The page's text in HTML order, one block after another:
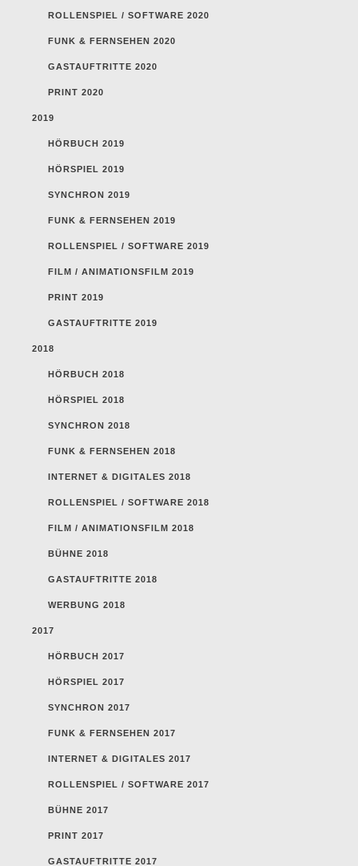
ROLLENSPIEL / SOFTWARE 2020
FUNK & FERNSEHEN 2020
GASTAUFTRITTE 2020
PRINT 2020
2019
HÖRBUCH 2019
HÖRSPIEL 2019
SYNCHRON 2019
FUNK & FERNSEHEN 2019
ROLLENSPIEL / SOFTWARE 2019
FILM / ANIMATIONSFILM 2019
PRINT 2019
GASTAUFTRITTE 2019
2018
HÖRBUCH 2018
HÖRSPIEL 2018
SYNCHRON 2018
FUNK & FERNSEHEN 2018
INTERNET & DIGITALES 2018
ROLLENSPIEL / SOFTWARE 2018
FILM / ANIMATIONSFILM 2018
BÜHNE 2018
GASTAUFTRITTE 2018
WERBUNG 2018
2017
HÖRBUCH 2017
HÖRSPIEL 2017
SYNCHRON 2017
FUNK & FERNSEHEN 2017
INTERNET & DIGITALES 2017
ROLLENSPIEL / SOFTWARE 2017
BÜHNE 2017
PRINT 2017
GASTAUFTRITTE 2017